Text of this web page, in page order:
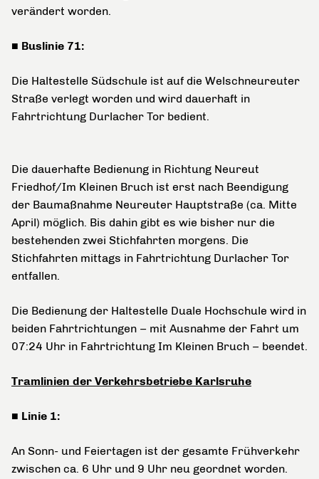
verändert worden.
■ Buslinie 71:
Die Haltestelle Südschule ist auf die Welschneureuter
Straße verlegt worden und wird dauerhaft in
Fahrtrichtung Durlacher Tor bedient.
Die dauerhafte Bedienung in Richtung Neureut
Friedhof/Im Kleinen Bruch ist erst nach Beendigung
der Baumaßnahme Neureuter Hauptstraße (ca. Mitte
April) möglich. Bis dahin gibt es wie bisher nur die
bestehenden zwei Stichfahrten morgens. Die
Stichfahrten mittags in Fahrtrichtung Durlacher Tor
entfallen.
Die Bedienung der Haltestelle Duale Hochschule wird in
beiden Fahrtrichtungen – mit Ausnahme der Fahrt um
07:24 Uhr in Fahrtrichtung Im Kleinen Bruch – beendet.
Tramlinien der Verkehrsbetriebe Karlsruhe
■ Linie 1:
An Sonn- und Feiertagen ist der gesamte Frühverkehr
zwischen ca. 6 Uhr und 9 Uhr neu geordnet worden.